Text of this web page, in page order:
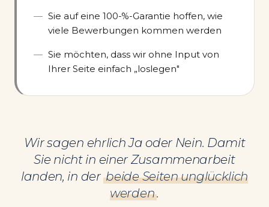
Sie auf eine 100-%-Garantie hoffen, wie
viele Bewerbungen kommen werden
Sie möchten, dass wir ohne Input von
Ihrer Seite einfach „loslegen"
Wir sagen ehrlich Ja oder Nein. Damit
Sie nicht in einer Zusammenarbeit
landen, in derbeide Seiten unglücklich
werden.